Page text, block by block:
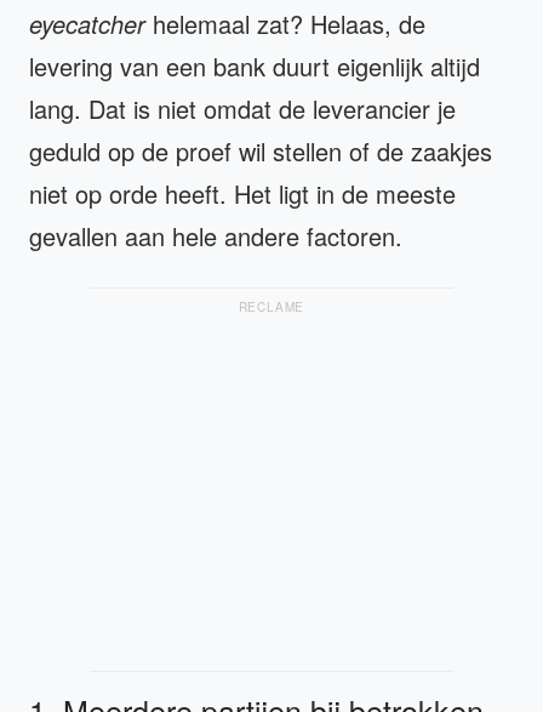
eyecatcher helemaal zat? Helaas, de
levering van een bank duurt eigenlijk altijd
lang. Dat is niet omdat de leverancier je
geduld op de proef wil stellen of de zaakjes
niet op orde heeft. Het ligt in de meeste
gevallen aan hele andere factoren.
RECLAME